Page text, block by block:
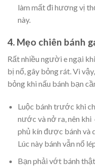
làm mất đi hương vị
này.
4. Mẹo chiên bánh
Rất nhiều người e ngại
bị nổ, gây bỏng rát. Vì
bỏng khi nấu bánh bạn
Luộc bánh trước khi
nước và nở ra, nên
phủ kín được bánh và
Lúc này bánh vẫn nổ
Bạn phải vớt bánh